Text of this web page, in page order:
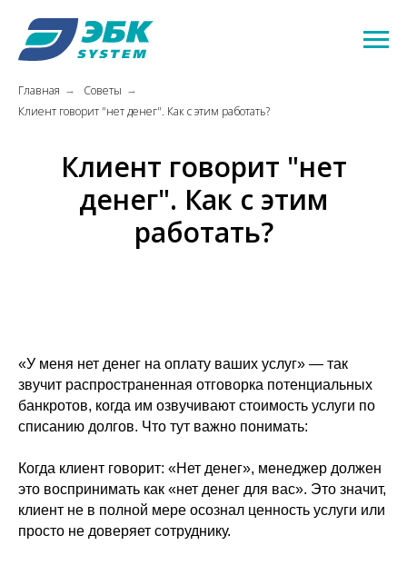
Главная → Советы →
Клиент говорит "нет денег". Как с этим работать?
Клиент говорит "нет
денег". Как с этим
работать?
«У меня нет денег на оплату ваших услуг» — так
звучит распространенная отговорка потенциальных
банкротов, когда им озвучивают стоимость услуги по
списанию долгов. Что тут важно понимать:
Когда клиент говорит: «Нет денег», менеджер должен
это воспринимать как «нет денег для вас». Это значит,
клиент не в полной мере осознал ценность услуги или
просто не доверяет сотруднику.